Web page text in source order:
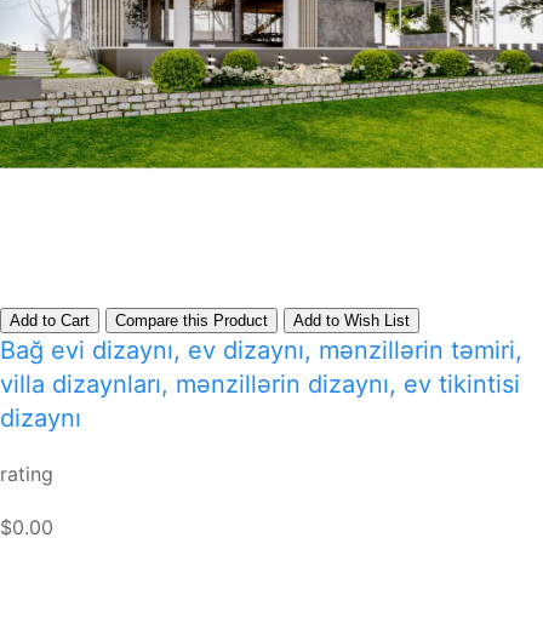
Add to Cart Compare this Product Add to Wish List
Bağ evi dizaynı, ev dizaynı, mənzillərin təmiri,
villa dizaynları, mənzillərin dizaynı, ev tikintisi
dizaynı
rating
$0.00